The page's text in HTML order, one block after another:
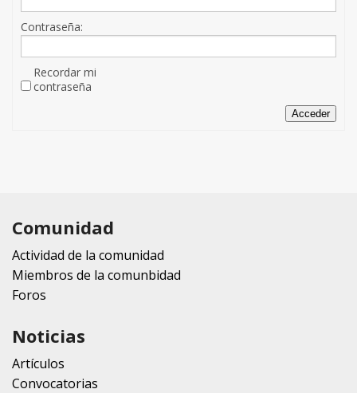
Contraseña:
Recordar mi
contraseña
Acceder
Comunidad
Actividad de la comunidad
Miembros de la comunbidad
Foros
Noticias
Artículos
Convocatorias